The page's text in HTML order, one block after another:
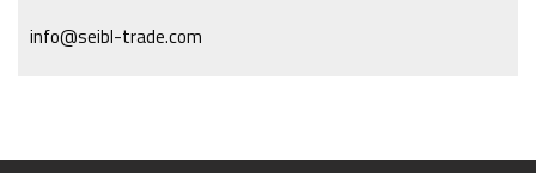
info@seibl-trade.com